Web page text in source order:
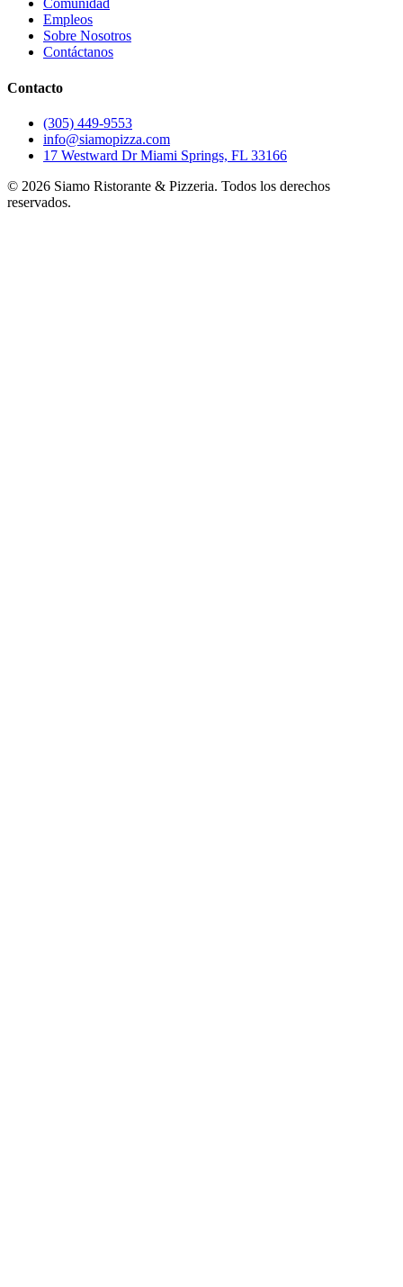
Comunidad
Empleos
Sobre Nosotros
Contáctanos
Contacto
(305) 449-9553
info@siamopizza.com
17 Westward Dr Miami Springs, FL 33166
© 2026 Siamo Ristorante & Pizzeria. Todos los derechos
reservados.